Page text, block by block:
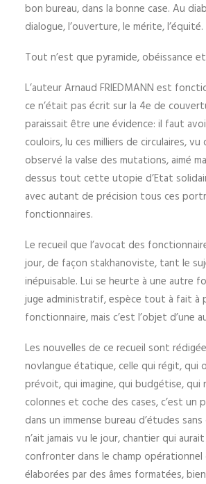
bon bureau, dans la bonne case. Au
dialogue, l’ouverture, le mérite, l’équité.
Tout n’est que pyramide, obéissance
L’auteur Arnaud FRIEDMANN est
ce n’était pas écrit sur la 4e de
paraissait être une évidence: il faut
couloirs, lu ces milliers de circulaires,
observé la valse des mutations, aimé
dessus tout cette utopie d’Etat
avec autant de précision tous ces
fonctionnaires.
Le recueil que l’avocat des
jour, de façon stakhanoviste, tant le
inépuisable. Lui se heurte à une autre
juge administratif, espèce tout à fait à
fonctionnaire, mais c’est l’objet d’une
Les nouvelles de ce recueil sont
novlangue étatique, celle qui régit, qui
prévoit, qui imagine, qui budgétise, qui
colonnes et coche des cases, c’est un
dans un immense bureau d’études
n’ait jamais vu le jour, chantier qui
confronter dans le champ opérationnel
élaborées par des âmes formatées,